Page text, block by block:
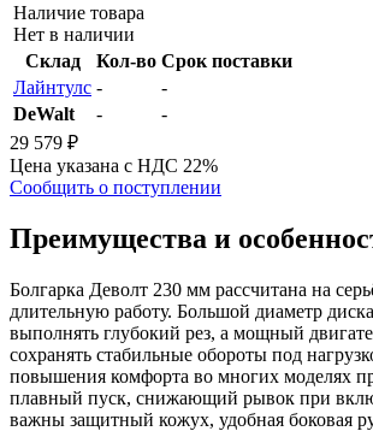
Наличие товара
Нет в наличии
Склад
Кол-во Срок поставки
Лайнтулс -
-
DeWalt
-
-
29 579 ₽
Цена указана с НДС 22%
Сообщить о поступлении
Преимущества и
Болгарка Деволт 230 мм рассчитана на
длительную работу. Большой диаметр
выполнять глубокий рез, а мощный
сохранять стабильные обороты под
повышения комфорта во многих моделях
плавный пуск, снижающий рывок при
важны защитный кожух, удобная боковая